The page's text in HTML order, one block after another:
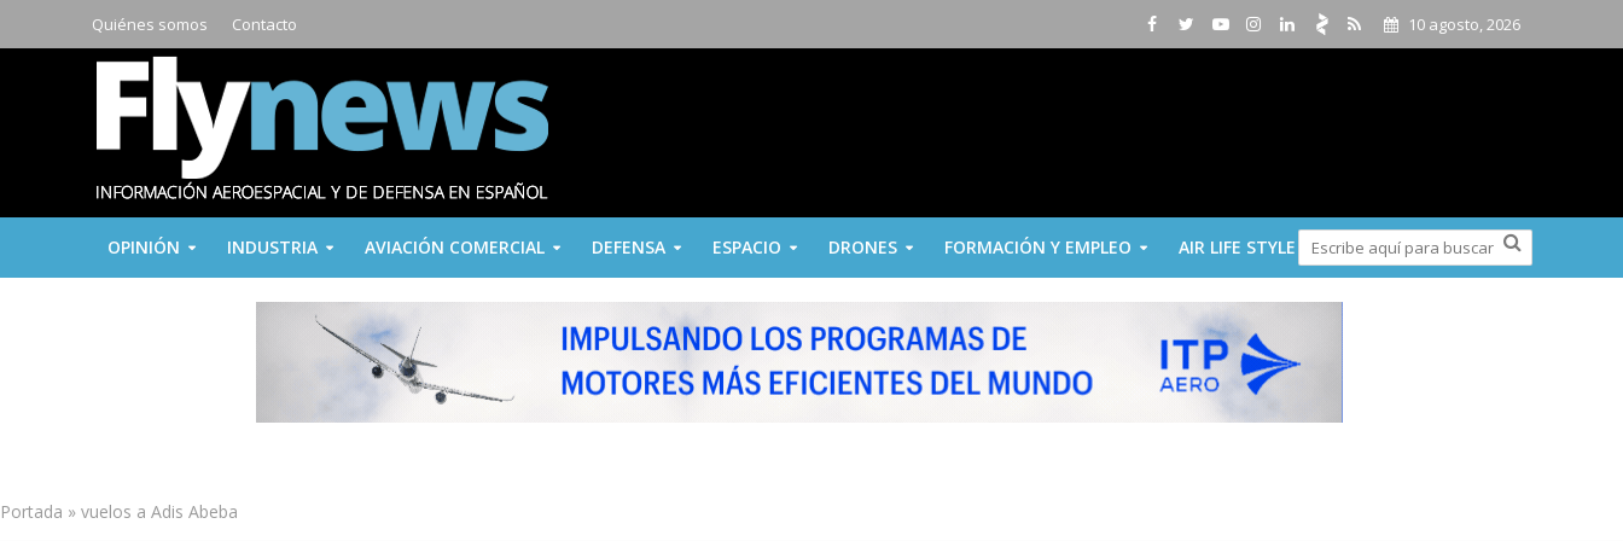
Quiénes somos Contacto 10 agosto, 2026
OPINIÓN INDUSTRIA AVIACIÓN COMERCIAL DEFENSA ESPACIO DRONES FORMACIÓN Y EMPLEO AIR LIFE STYLE
Portada » vuelos a Adis Abeba